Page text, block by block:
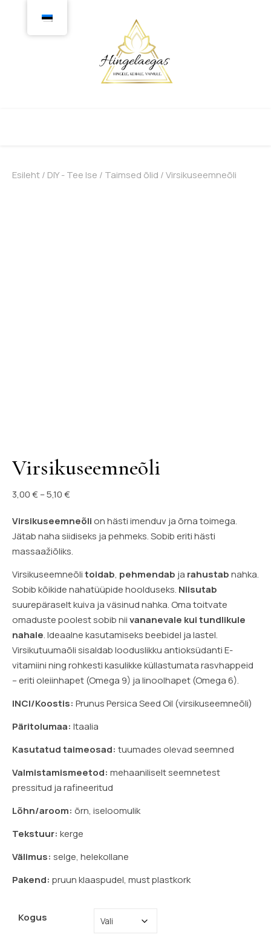
Esileht/ DIY - Tee Ise / Taimsed õlid / Virsikuseemneõli
Virsikuseemneõli
3,00€ –5,10€
Virsikuseemneõli on hästi imenduv ja õrna toimega.
Jätab naha siidiseks ja pehmeks. Sobib eriti hästi
massaažiõliks.
Virsikuseemneõlitoidab, pehmendab ja rahustabnahka.
Sobib kõikide nahatüüpide hoolduseks. Niisutab
suurepäraselt kuiva ja väsinud nahka. Oma toitvate
omaduste poolest sobib niivananevale kui tundlikule
nahale. Ideaalne kasutamiseks beebidel ja lastel.
Virsikutuumaõli sisaldab looduslikku antioksüdanti E-
vitamiini ning rohkesti kasulikke küllastumata rasvhappeid
– eriti oleiinhapet (Omega 9) ja linoolhapet (Omega 6).
INCI/Koostis: Prunus Persica Seed Oil (virsikuseemneõli)
Päritolumaa: Itaalia
Kasutatud taimeosad: tuumades olevad seemned
Valmistamismeetod: mehaaniliselt seemnetest
pressitud ja rafineeritud
Lõhn/aroom: õrn, iseloomulik
Tekstuur: kerge
Välimus: selge, helekollane
Pakend: pruun klaaspudel, must plastkork
Kogus